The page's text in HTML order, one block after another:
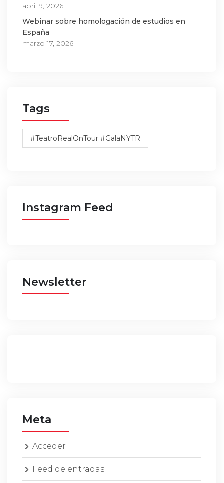
abril 9, 2026
Webinar sobre homologación de estudios en
España
marzo 17, 2026
Tags
#TeatroRealOnTour #GalaNYTR
Instagram Feed
Newsletter
Meta
Acceder
Feed de entradas